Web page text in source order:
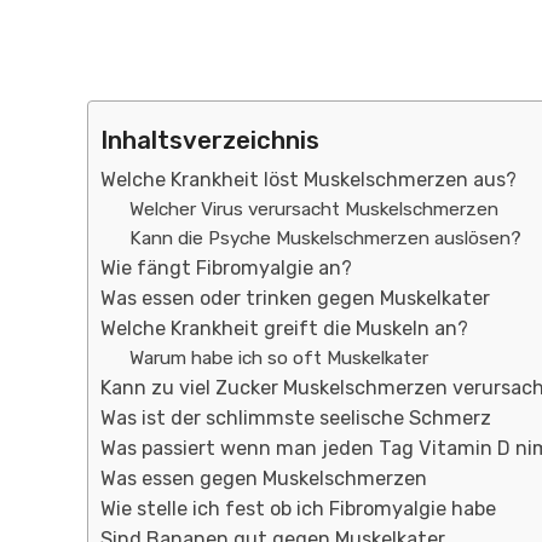
Inhaltsverzeichnis
Welche Krankheit löst Muskelschmerzen aus?
Welcher Virus verursacht Muskelschmerzen
Kann die Psyche Muskelschmerzen auslösen?
Wie fängt Fibromyalgie an?
Was essen oder trinken gegen Muskelkater
Welche Krankheit greift die Muskeln an?
Warum habe ich so oft Muskelkater
Kann zu viel Zucker Muskelschmerzen
Was ist der schlimmste seelische Schmerz
Was passiert wenn man jeden Tag Vitamin D
Was essen gegen Muskelschmerzen
Wie stelle ich fest ob ich Fibromyalgie habe